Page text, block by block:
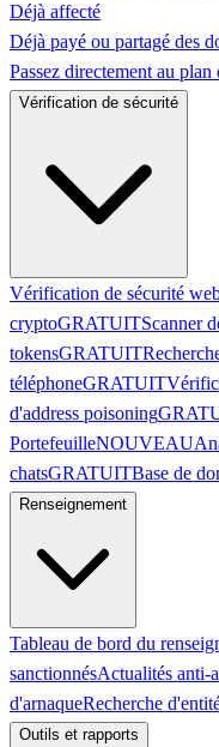
Déjà affecté
Déjà payé ou partagé des
Passez directement au
Vérification de sécurité
Vérification de sécurité
cryptoGRATUITScanner
tokensGRATUIT
téléphoneGRATUIT
d'address poisoning
PortefeuilleNOUVEAU
chatsGRATUITBase de
Renseignement
Tableau de bord du
sanctionnésActualités anti-
d'arnaqueRecherche
Outils et rapports